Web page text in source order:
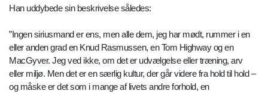
Han uddybede sin beskrivelse således:
”Ingen siriusmand er ens, men alle dem, jeg har mødt, rummer i en
eller anden grad en Knud Rasmussen, en Tom Highway og en
MacGyver. Jeg ved ikke, om det er udvælgelse eller træning, arv
eller miljø. Men det er en særlig kultur, der går videre fra hold til hold –
og måske er det som i mange af livets andre forhold, en